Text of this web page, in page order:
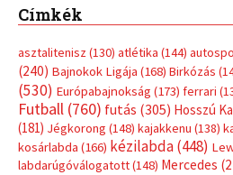
Címkék
asztalitenisz (130) atlétika (144)
(240) Bajnokok Ligája (168) Birkózás
(530) Európabajnokság (173) ferrari
Futball (760) futás (305) Hosszú
(181) Jégkorong (148) kajakkenu (138)
kosárlabda (166) kézilabda(448)
labdarúgóválogatott(148) Mercedes